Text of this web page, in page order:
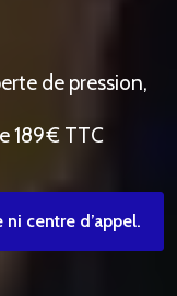
de pression,
189 € TTC
centre d’appel.